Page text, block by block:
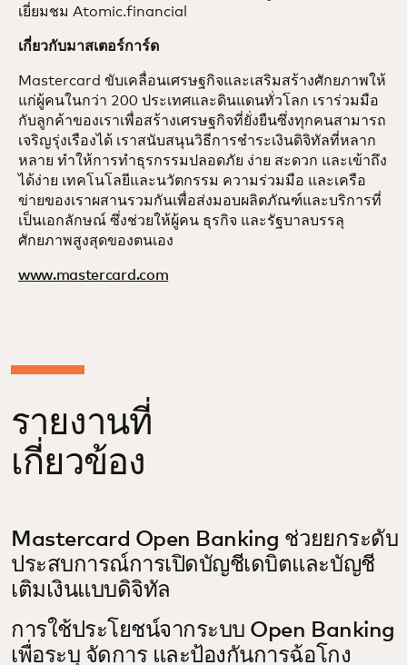
เยี่ยมชม Atomic.financial
เกี่ยวกับมาสเตอร์การ์ด
Mastercard ขับเคลื่อนเศรษฐกิจและเสริมสร้างศักยภาพให้
แก่ผู้คนในกว่า 200 ประเทศและดินแดนทั่วโลก เราร่วมมือ
กับลูกค้าของเราเพื่อสร้างเศรษฐกิจที่ยั่งยืนซึ่งทุกคนสามารถ
เจริญรุ่งเรืองได้ เราสนับสนุนวิธีการชำระเงินดิจิทัลที่หลาก
หลาย ทำให้การทำธุรกรรมปลอดภัย ง่าย สะดวก และเข้าถึง
ได้ง่าย เทคโนโลยีและนวัตกรรม ความร่วมมือ และเครือ
ข่ายของเราผสานรวมกันเพื่อส่งมอบผลิตภัณฑ์และบริการที่
เป็นเอกลักษณ์ ซึ่งช่วยให้ผู้คน ธุรกิจ และรัฐบาลบรรลุ
ศักยภาพสูงสุดของตนเอง
www.mastercard.com
รายงานที่
เกี่ยวข้อง
Mastercard Open Banking ช่วยยกระดับ
ประสบการณ์การเปิดบัญชีเดบิตและบัญชี
เติมเงินแบบดิจิทัล
การใช้ประโยชน์จากระบบ Open Banking
เพื่อระบุ จัดการ และป้องกันการฉ้อโกง